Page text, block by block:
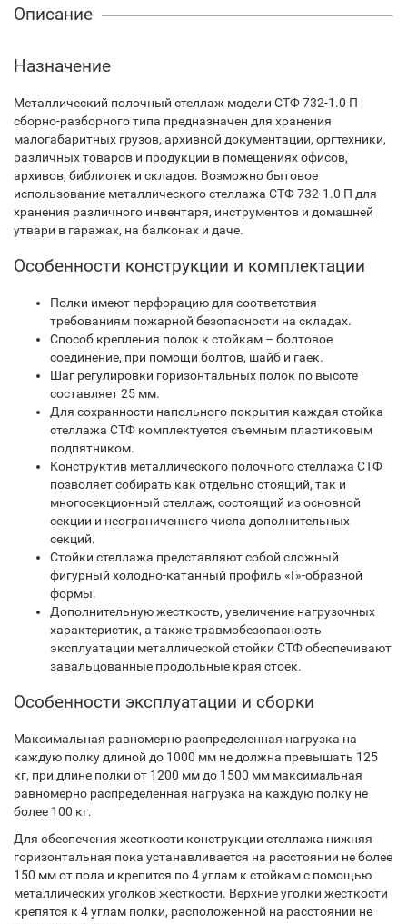
Описание
Назначение
Металлический полочный стеллаж модели СТФ 732-1.0 П
сборно-разборного типа предназначен для хранения
малогабаритных грузов, архивной документации, оргтехники,
различных товаров и продукции в помещениях офисов,
архивов, библиотек и складов. Возможно бытовое
использование металлического стеллажа СТФ 732-1.0 П для
хранения различного инвентаря, инструментов и домашней
утвари в гаражах, на балконах и даче.
Особенности конструкции и комплектации
Полки имеют перфорацию для соответствия
требованиям пожарной безопасности на складах.
Способ крепления полок к стойкам – болтовое
соединение, при помощи болтов, шайб и гаек.
Шаг регулировки горизонтальных полок по высоте
составляет 25 мм.
Для сохранности напольного покрытия каждая стойка
стеллажа СТФ комплектуется съемным пластиковым
подпятником.
Конструктив металлического полочного стеллажа СТФ
позволяет собирать как отдельно стоящий, так и
многосекционный стеллаж, состоящий из основной
секции и неограниченного числа дополнительных
секций.
Стойки стеллажа представляют собой сложный
фигурный холодно-катанный профиль «Г»-образной
формы.
Дополнительную жесткость, увеличение нагрузочных
характеристик, а также травмобезопасность
эксплуатации металлической стойки СТФ обеспечивают
завальцованные продольные края стоек.
Особенности эксплуатации и сборки
Максимальная равномерно распределенная нагрузка на
каждую полку длиной до 1000 мм не должна превышать 125
кг, при длине полки от 1200 мм до 1500 мм максимальная
равномерно распределенная нагрузка на каждую полку не
более 100 кг.
Для обеспечения жесткости конструкции стеллажа нижняя
горизонтальная пока устанавливается на расстоянии не более
150 мм от пола и крепится по 4 углам к стойкам с помощью
металлических уголков жесткости. Верхние уголки жесткости
крепятся к 4 углам полки, расположенной на расстоянии не